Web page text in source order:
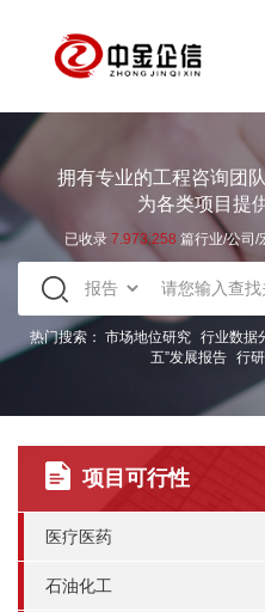
拥有专业的工程咨询团
为各类项目提
已收录 7.973.258 篇行业/公司/
热门搜索： 市场地位研究 行业数据
五”发展报告 行
项目可行性
医疗医药
石油化工